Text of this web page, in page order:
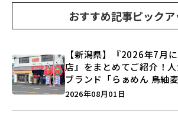
おすすめ記事ピックア
【新潟県】『2026年7月
店』をまとめてご紹介！
ブランド「らぁめん 鳥紬
しょうがの空」など盛り
2026年08月01日